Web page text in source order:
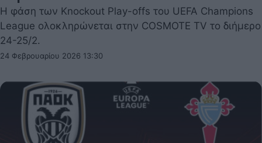
Η φάση των Knockout Play-offs του UEFA Champions
League ολοκληρώνεται στην COSMOTE TV το διήμερο
24-25/2.
24 Φεβρουαρίου 2026 13:30